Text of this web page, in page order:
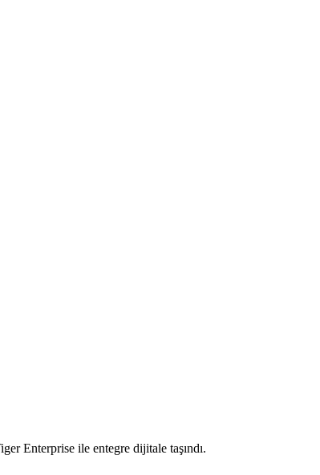
Enterprise ile entegre dijitale taşındı.